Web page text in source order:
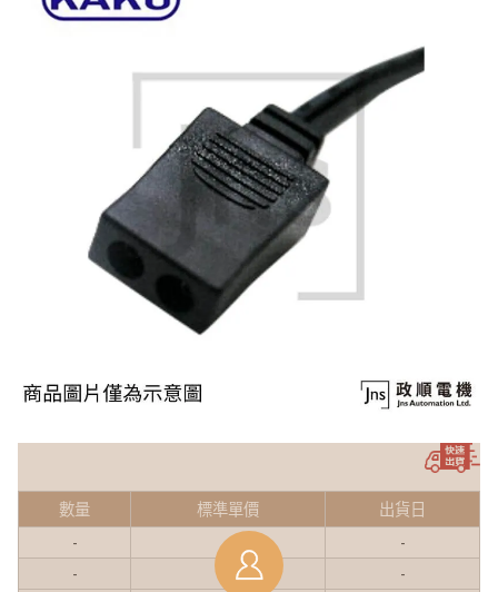
數量 標準單價
出貨日
-
-
-
-
-